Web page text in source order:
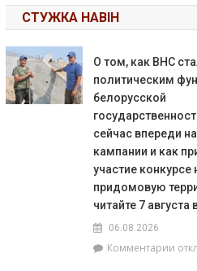
СТУЖКА НАВІН
О том, как ВНС
политическим
белорусской
сейчас впереди
кампании и как
участие
придомовую
читайте 7 августа
06.08.2026
Комментариик